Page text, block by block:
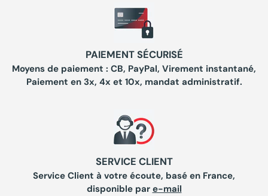
PAIEMENT SÉCURISÉ
Moyens de paiement : CB, PayPal, Virement instantané,
Paiement en 3x, 4x et 10x, mandat administratif.
SERVICE CLIENT
Service Client à votre écoute, basé en France,
disponible par e-mail